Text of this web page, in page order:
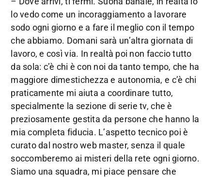
lo vedo come un incoraggiamento a lavorare
sodo ogni giorno e a fare il meglio con il tempo
che abbiamo. Domani sarà un’altra giornata di
lavoro, e così via. In realtà poi non faccio tutto
da sola: c’è chi è con noi da tanto tempo, che ha
maggiore dimestichezza e autonomia, e c’è chi
praticamente mi aiuta a coordinare tutto,
specialmente la sezione di serie tv, che è
preziosamente gestita da persone che hanno la
mia completa fiducia. L’aspetto tecnico poi è
curato dal nostro web master, senza il quale
soccomberemo ai misteri della rete ogni giorno.
Siamo una squadra, mi piace pensare che